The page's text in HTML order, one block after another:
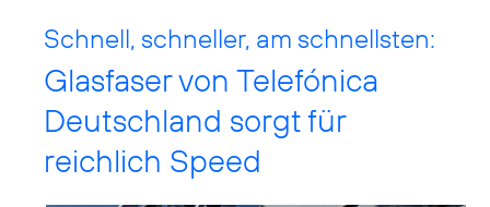
Schnell, schneller, am schnellsten:
Glasfaser von Telefónica
Deutschland sorgt für
reichlich Speed